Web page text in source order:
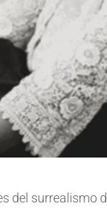
del surrealismo